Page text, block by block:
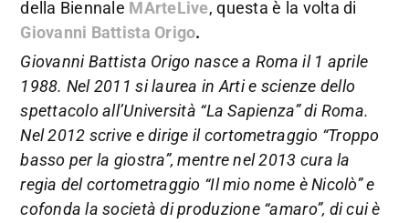
della Biennale MArteLive, questa è la volta di
Giovanni Battista Origo.
Giovanni Battista Origo nasce a Roma il 1 aprile
1988. Nel 2011 si laurea in Arti e scienze dello
spettacolo all’Università “La Sapienza” di Roma.
Nel 2012 scrive e dirige il cortometraggio “Troppo
basso per la giostra”, mentre nel 2013 cura la
regia del cortometraggio “Il mio nome è Nicolò” e
cofonda la società di produzione “amaro”, di cui è